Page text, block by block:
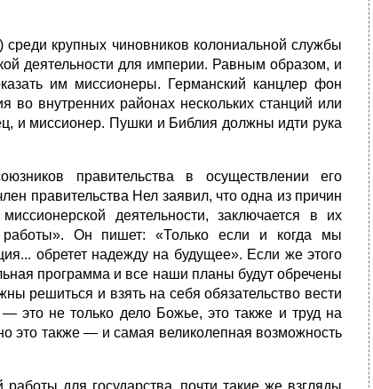
крупных чиновников колониальной службы
деятельности для империи. Равным образом, и
им миссионеры. Германский канцлер фон
внутренних районах нескольких станций или
и миссионер. Пушки и Библия должны идти рука
правительства в осуществлении его
правительства Нел заявил, что одна из причин
деятельности, заключается в их
работы». Он пишет: «Только если и когда мы
обретет надежду на будущее». Если же этого
программа и все наши планы будут обречены
решиться и взять на себя обязательство вести
это не только дело Божье, это также и труд на
это также — и самая великолепная возможность
для государства, почти такие же взгляды